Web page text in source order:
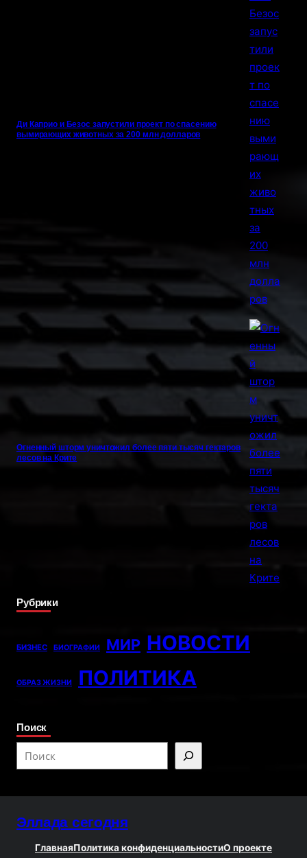
Ди Каприо и Безос запустили проект по спасению
вымирающих животных за 200 млн долларов
Огненный шторм уничтожил более пяти тысяч гектаров
лесов на Крите
Рубрики
БИЗНЕС БИОГРАФИИ МИР НОВОСТИ
ОБРАЗ ЖИЗНИ ПОЛИТИКА
Поиск
e
c
Эллада сегодня
ГлавнаяПолитика конфиденциальностиО проекте